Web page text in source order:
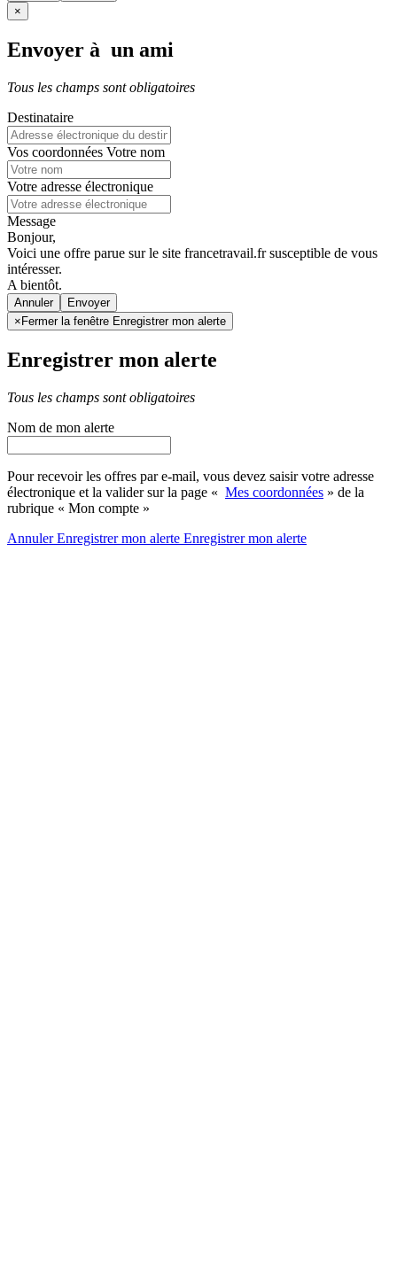
×
Envoyer à un ami
Tous les champs sont obligatoires
Destinataire
Vos coordonnées Votre nom
Votre adresse électronique
Message
Bonjour,
Voici une offre parue sur le site francetravail.fr susceptible de vous
intéresser.
A bientôt.
Annuler
× Fermer la fenêtre Enregistrer mon alerte
Enregistrer mon alerte
Tous les champs sont obligatoires
Nom de mon alerte
Pour recevoir les offres par e-mail, vous devez saisir votre adresse
électronique et la valider sur la page « Mes coordonnées » de la
rubrique « Mon compte »
AnnulerEnregistrer mon alerte Enregistrermon alerte